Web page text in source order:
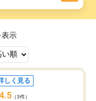
示
しく見る
（3件）